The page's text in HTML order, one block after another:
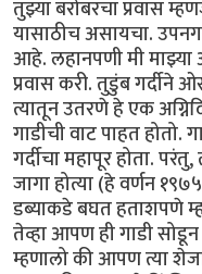
तुझ्या बरोबरचा प्रवास
यासाठीच असायचा.
आहे. लहानपणी मी
प्रवास करी. तुडुंब गर्दीने
त्यातून उतरणे हे एक
गाडीची वाट पाहत
गर्दीचा महापूर होता.
जागा होत्या (हे वर्णन
डब्याकडे बघत हताशपणे
तेव्हा आपण ही गाडी
म्हणालो की आपण त्या